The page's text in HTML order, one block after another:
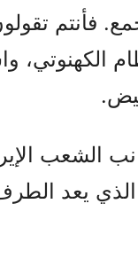
فأنتم
الشعب
يعد